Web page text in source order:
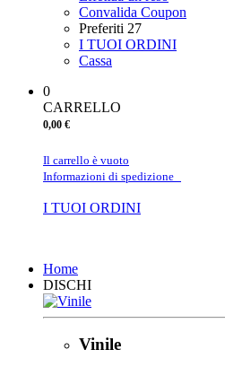
Convalida Coupon
Preferiti 27
I TUOI ORDINI
Cassa
0
CARRELLO
0,00 €
Il carrello è vuoto
Informazioni di spedizione
I TUOI ORDINI
Home
DISCHI
Vinile